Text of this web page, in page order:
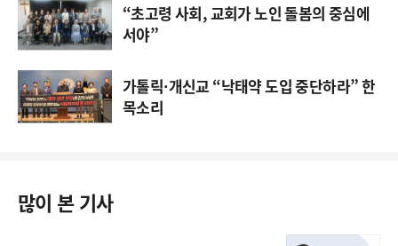
“초고령 사회, 교회가 노인 돌봄의 중심에
서야”
가톨릭·개신교 “낙태약 도입 중단하라” 한
목소리
많이 본 기사